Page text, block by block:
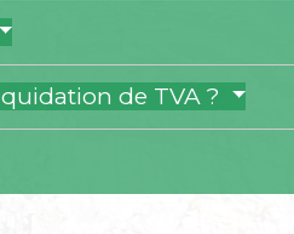
de TVA ?